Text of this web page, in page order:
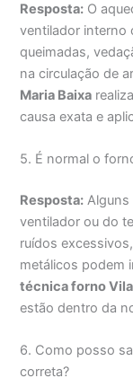
Resposta: O
ventilador interno
queimadas,
na circulação de
Maria Baixa
causa exata e
5. É normal o
Resposta: Alguns
ventilador ou do
ruídos
metálicos podem
técnica forno
estão dentro da
6. Como posso
correta?